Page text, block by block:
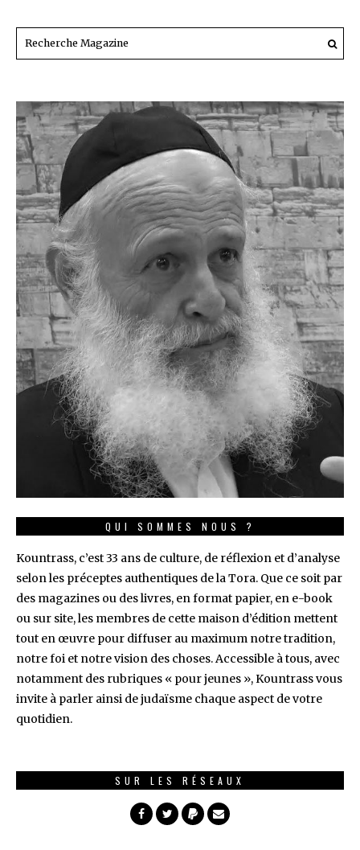
QUI SOMMES NOUS ?
Kountrass, c’est 33 ans de culture, de réflexion et d’analyse
selon les préceptes authentiques de la Tora. Que ce soit par
des magazines ou des livres, en format papier, en e-book
ou sur site, les membres de cette maison d’édition mettent
tout en œuvre pour diffuser au maximum notre tradition,
notre foi et notre vision des choses. Accessible à tous, avec
notamment des rubriques « pour jeunes », Kountrass vous
invite à parler ainsi de judaïsme chaque aspect de votre
quotidien.
SUR LES RÉSEAUX